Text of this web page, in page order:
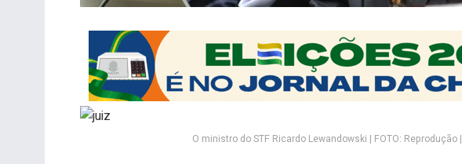
O ministro do STF Ricardo Lewandowski | FOTO: Reprodução |